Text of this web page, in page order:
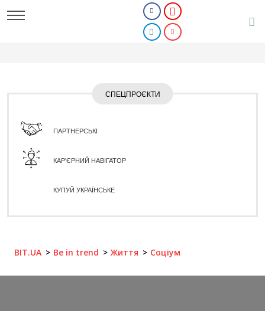
СПЕЦПРОЄКТИ
ПАРТНЕРСЬКІ
КАР'ЄРНИЙ НАВІГАТОР
КУПУЙ УКРАЇНСЬКЕ
BIT.UA Be in trend Життя Соціум